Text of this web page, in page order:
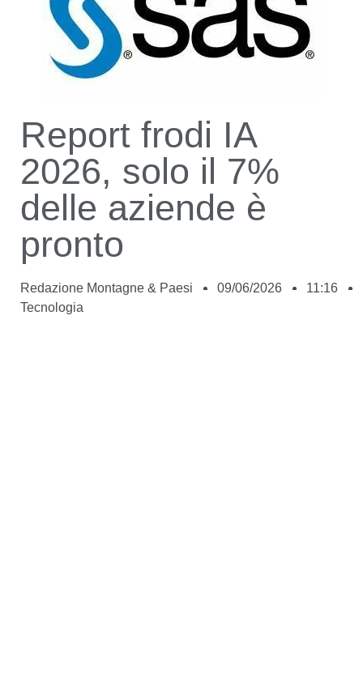
Report frodi IA
2026, solo il 7%
delle aziende è
pronto
Redazione Montagne & Paesi 09/06/2026
11:16
Tecnologia